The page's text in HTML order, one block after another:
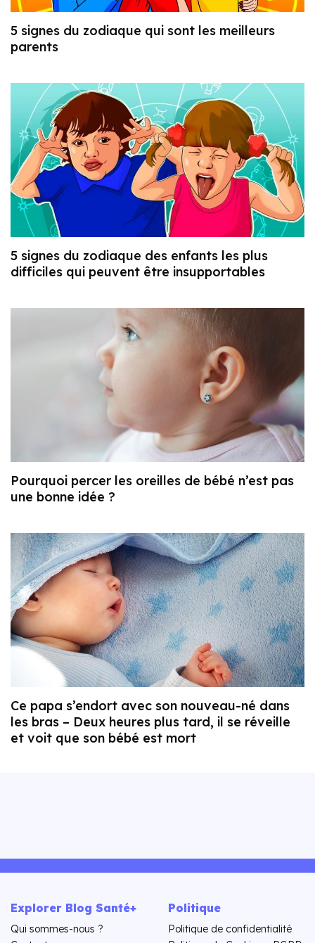
5 signes du zodiaque qui sont les meilleurs
parents
5 signes du zodiaque des enfants les plus
difficiles qui peuvent être insupportables
Pourquoi percer les oreilles de bébé n’est pas
une bonne idée ?
Ce papa s’endort avec son nouveau-né dans
les bras – Deux heures plus tard, il se réveille
et voit que son bébé est mort
Explorer Blog Santé+
Qui sommes-nous ?
Politique
Politique de confidentialité